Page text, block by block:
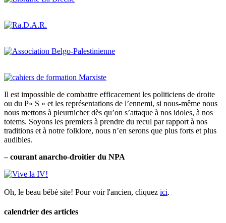
Il est impossible de combattre efficacement les politiciens de droite
ou du P« S » et les représentations de l’ennemi, si nous-même nous
nous mettons à pleurnicher dès qu’on s’attaque à nos idoles, à nos
totems. Soyons les premiers à prendre du recul par rapport à nos
traditions et à notre folklore, nous n’en serons que plus forts et plus
audibles.
– courant anarcho-droitier du NPA
Oh, le beau bébé site! Pour voir l'ancien, cliquez ici.
calendrier des articles